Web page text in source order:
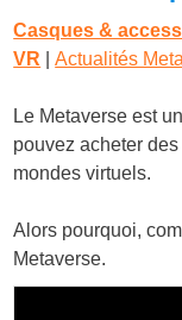
Casques &
VR
|Actualités
Le Metaverse est
pouvez acheter
mondes virtuels.
Alors pourquoi,
Metaverse.